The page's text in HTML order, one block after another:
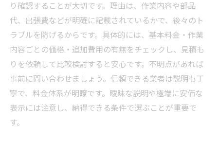
り確認することが大切です。理由は、作業内容や部品
代、出張費などが明確に記載されているかで、後々のト
ラブルを防げるからです。具体的には、基本料金・作業
内容ごとの価格・追加費用の有無をチェックし、見積も
りを依頼して比較検討すると安心です。不明点があれば
事前に問い合わせましょう。信頼できる業者は説明も丁
寧で、料金体系が明瞭です。曖昧な説明や極端に安価な
表示には注意し、納得できる条件で選ぶことが重要で
す。